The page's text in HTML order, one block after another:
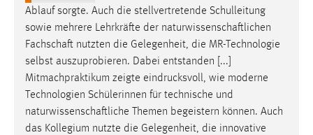
Ablauf sorgte. Auch die stellvertretende Schulleitung
sowie mehrere Lehrkräfte der naturwissenschaftlichen
Fachschaft nutzten die Gelegenheit, die MR-Technologie
selbst auszuprobieren. Dabei entstanden [...]
Mitmachpraktikum zeigte eindrucksvoll, wie moderne
Technologien Schülerinnen für technische und
naturwissenschaftliche Themen begeistern können. Auch
das Kollegium nutzte die Gelegenheit, die innovative
Conversion-Tracking
Cookie Laufzeit:
3 Monate
EXTERNE MEDIEN
Um Inhalte von Videoplattformen und Social Media